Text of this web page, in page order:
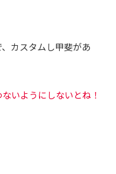
カスタムし甲斐があ
いようにしないとね！